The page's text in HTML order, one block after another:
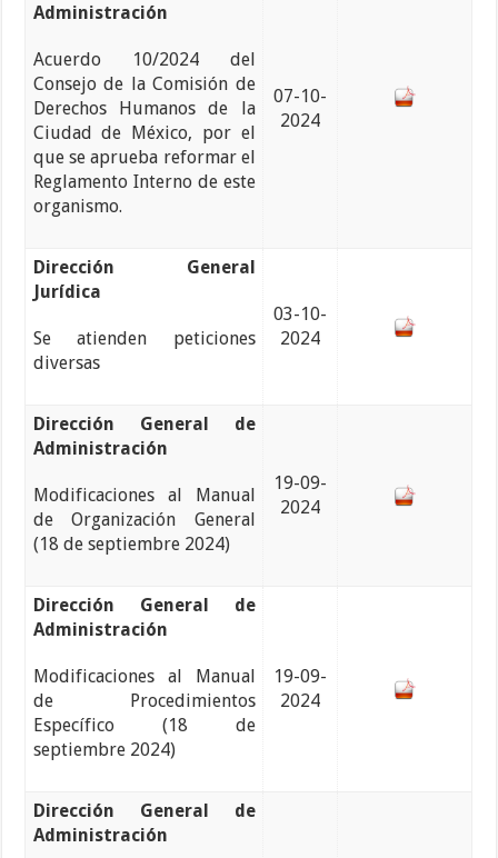
Administración
Acuerdo 10/2024 del
Consejo de la Comisión de
Derechos Humanos de la
Ciudad de México, por el
que se aprueba reformar el
Reglamento Interno de este
organismo.
07-10-
2024
Dirección General
Jurídica
Se atienden peticiones
diversas
03-10-
2024
Dirección General de
Administración
Modificaciones al Manual
de Organización General
(18 de septiembre 2024)
19-09-
2024
Dirección General de
Administración
Modificaciones al Manual
de Procedimientos
Específico (18 de
septiembre 2024)
19-09-
2024
Dirección General de
Administración